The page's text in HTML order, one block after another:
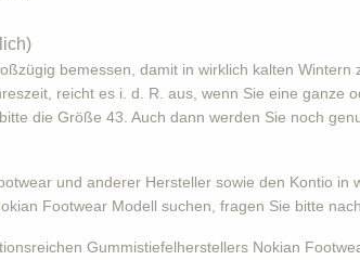
bemessen, damit in wirklich kalten
reicht es i. d. R. aus, wenn Sie eine ganze
die Größe 43. Auch dann werden Sie noch
und anderer Hersteller sowie den Kontio
Footwear Modell suchen, fragen Sie bitte
Gummistiefelherstellers Nokian